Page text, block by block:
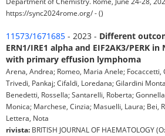
https://sync2024rome.org/ - ()
11573/1671685 - 2023 - Different
ERN1/IRE1 alpha and EIF2AK3/PERK
with primary effusion lymphoma
Arena, Andrea; Romeo, Maria Anele; Focaccetti,
Trivedi, Pankaj; Cifaldi, Loredana; Gilardini
Benedetti, Rossella; Santarelli, Roberta;
Monica; Marchese, Cinzia; Masuelli, Laura; Bei,
Lettera, Nota
rivista: BRITISH JOURNAL OF HAEMATOLOGY